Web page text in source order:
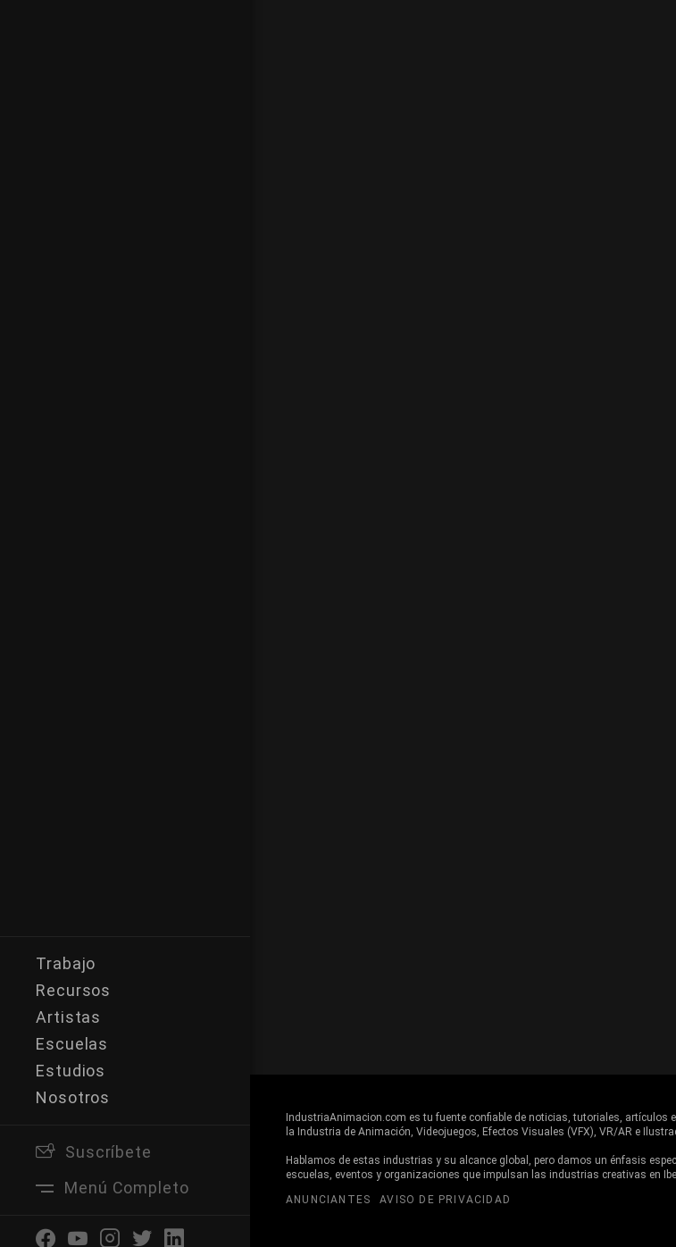
Trabajo
Recursos
Artistas
Escuelas
Estudios
Nosotros
Suscríbete
Menú Completo
Buscar
IndustriaAnimacion.com es tu fuente confiable de noticias, tutoriales, artículos
la Industria de Animación, Videojuegos, Efectos Visuales (VFX), VR/AR e
Hablamos de estas industrias y su alcance global, pero damos un énfasis
escuelas, eventos y organizaciones que impulsan las industrias creativas en
ANUNCIANTES
AVISO DE PRIVACIDAD